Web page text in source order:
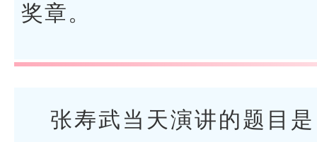
奖章。
张寿武当天演讲的题目